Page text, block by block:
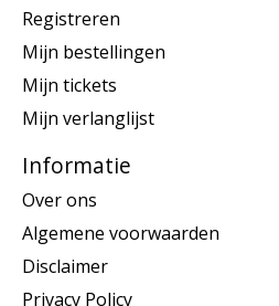
Registreren
Mijn bestellingen
Mijn tickets
Mijn verlanglijst
Informatie
Over ons
Algemene voorwaarden
Disclaimer
Privacy Policy